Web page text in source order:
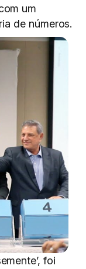
um
de números.
foi